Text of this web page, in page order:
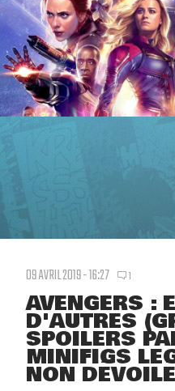
09 AVRIL 2019 - 16:27 1
AVENGERS :
D'AUTRES
SPOILERS
MINIFIGS
NON